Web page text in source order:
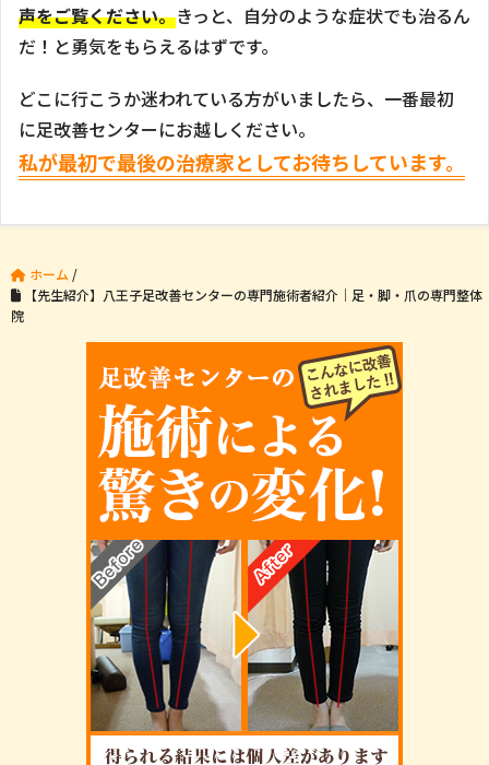
声をご覧ください。きっと、自分のような症状でも治るん
だ！と勇気をもらえるはずです。
どこに行こうか迷われている方がいましたら、一番最初
に足改善センターにお越しください。
私が最初で最後の治療家としてお待ちしています。
ホーム /
【先生紹介】八王子足改善センターの専門施術者紹介｜足・脚・爪の専門整体
院